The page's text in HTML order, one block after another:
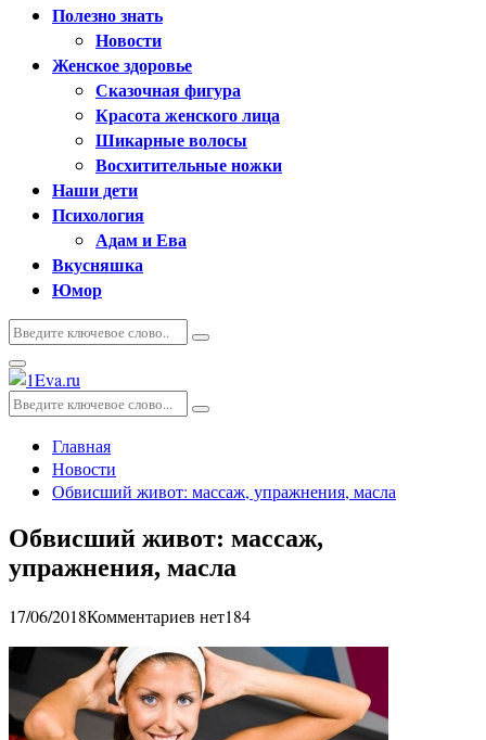
Полезно знать
Новости
Женское здоровье
Сказочная фигура
Красота женского лица
Шикарные волосы
Восхитительные ножки
Наши дети
Психология
Адам и Ева
Вкусняшка
Юмор
Искать:
Поиск
Основное
меню
Искать:
Поиск
Главная
Новости
Обвисший живот: массаж, упражнения, масла
Обвисший живот: массаж,
упражнения, масла
17/06/2018Комментариев нет184